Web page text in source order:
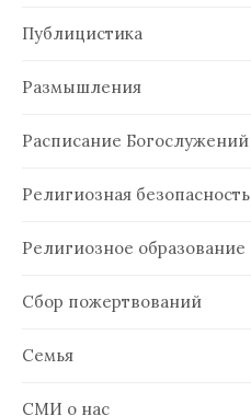
Публицистика
Размышления
Расписание Богослужений
Религиозная безопасность
Религиозное образование
Сбор пожертвований
Семья
СМИ о нас